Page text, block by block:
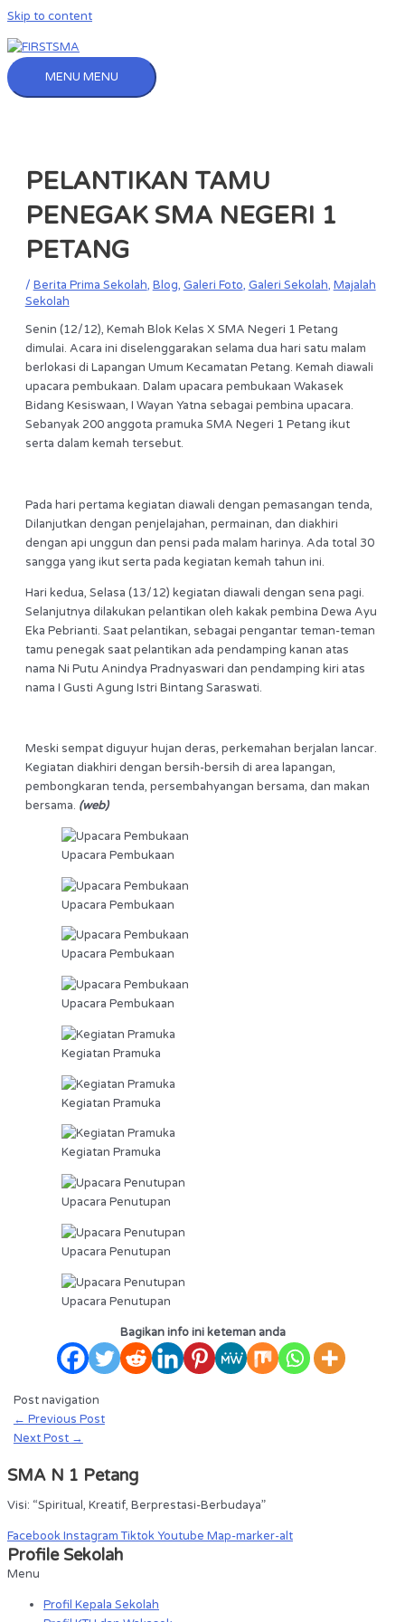
Skip to content
MENU MENU
PELANTIKAN TAMU
PENEGAK SMA NEGERI 1
PETANG
/ Berita Prima Sekolah, Blog, Galeri Foto, Galeri Sekolah, Majalah
Sekolah
Senin (12/12), Kemah Blok Kelas X SMA Negeri 1 Petang
dimulai. Acara ini diselenggarakan selama dua hari satu malam
berlokasi di Lapangan Umum Kecamatan Petang. Kemah diawali
upacara pembukaan. Dalam upacara pembukaan Wakasek
Bidang Kesiswaan, I Wayan Yatna sebagai pembina upacara.
Sebanyak 200 anggota pramuka SMA Negeri 1 Petang ikut
serta dalam kemah tersebut.
Pada hari pertama kegiatan diawali dengan pemasangan tenda,
Dilanjutkan dengan penjelajahan, permainan, dan diakhiri
dengan api unggun dan pensi pada malam harinya. Ada total 30
sangga yang ikut serta pada kegiatan kemah tahun ini.
Hari kedua, Selasa (13/12) kegiatan diawali dengan sena pagi.
Selanjutnya dilakukan pelantikan oleh kakak pembina Dewa Ayu
Eka Pebrianti. Saat pelantikan, sebagai pengantar teman-teman
tamu penegak saat pelantikan ada pendamping kanan atas
nama Ni Putu Anindya Pradnyaswari dan pendamping kiri atas
nama I Gusti Agung Istri Bintang Saraswati.
Meski sempat diguyur hujan deras, perkemahan berjalan lancar.
Kegiatan diakhiri dengan bersih-bersih di area lapangan,
pembongkaran tenda, persembahyangan bersama, dan makan
bersama. (web)
Upacara Pembukaan
Upacara Pembukaan
Upacara Pembukaan
Upacara Pembukaan
Kegiatan Pramuka
Kegiatan Pramuka
Kegiatan Pramuka
Upacara Penutupan
Upacara Penutupan
Upacara Penutupan
Bagikan info ini keteman anda
Post navigation
← Previous Post
Next Post →
SMA N 1 Petang
Visi: “Spiritual, Kreatif, Berprestasi-Berbudaya”
FacebookInstagram TiktokYoutube Map-marker-alt
Profile Sekolah
Menu
Profil Kepala Sekolah